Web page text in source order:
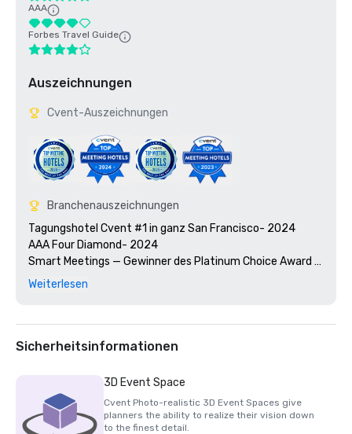
AAA
Forbes Travel Guide
Auszeichnungen
Cvent-Auszeichnungen
Branchenauszeichnungen
Tagungshotel Cvent #1 in ganz San Francisco- 2024
AAA Four Diamond- 2024
Smart Meetings — Gewinner des Platinum Choice Award
2024
Northstar Stella Award 2025 — Finalist in der Kategorie
„Bestes Support-Personal vor Ort“
2024 Northstar Stella Award — Bronzemedaille, „Bestes
Support-Personal vor Ort“
2024 Northstar Stella Award — Finalist in der Kategorie
Weiterlesen
Sicherheitsinformationen
3D Event Space
Cvent Photo-realistic 3D Event Spaces give
planners the ability to realize their vision down
to the finest detail.